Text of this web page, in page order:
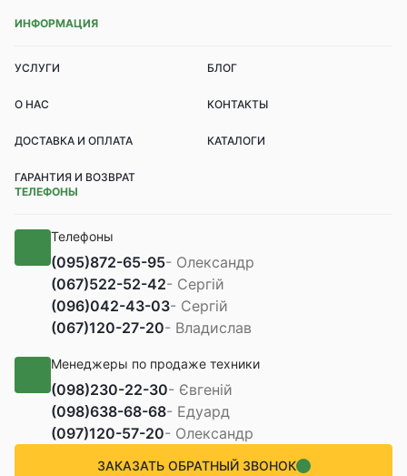
ИНФОРМАЦИЯ
УСЛУГИ БЛОГ
О НАС КОНТАКТЫ
ДОСТАВКА И ОПЛАТА КАТАЛОГИ
ГАРАНТИЯ И ВОЗВРАТ
ТЕЛЕФОНЫ
Телефоны
(095)872-65-95- Олександр
(067)522-52-42- Сергій
(096)042-43-03- Сергій
(067)120-27-20- Владислав
Менеджеры по продаже техники
(098)230-22-30- Євгеній
(098)638-68-68- Едуард
(097)120-57-20- Олександр
ЗАКАЗАТЬ ОБРАТНЫЙ ЗВОНОК